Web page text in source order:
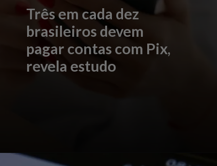
Três em cada dez
brasileiros devem
pagar contas com Pix,
revela estudo